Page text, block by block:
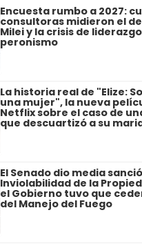
Encuesta rumbo a 2027:
consultoras midieron el
Milei y la crisis de
peronismo
La historia real de "Elize:
una mujer", la nueva
Netflix sobre el caso de
que descuartizó a su
El Senado dio media
Inviolabilidad de la
el Gobierno tuvo que
del Manejo del Fuego